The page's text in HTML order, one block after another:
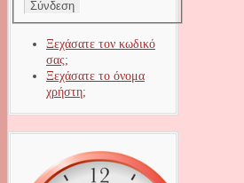
Ξεχάσατε τον κωδικό
σας;
Ξεχάσατε το όνομα
χρήστη;